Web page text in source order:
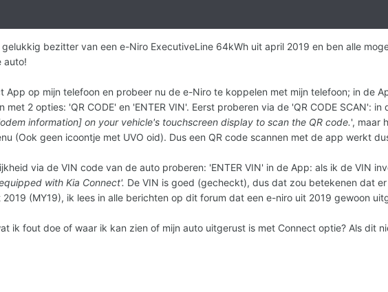
bezitter van een e-Niro ExecutiveLine 64kWh uit april 2019 en ben alle
auto!
App op mijn telefoon en probeer nu de e-Niro te koppelen met mijn telefoon; in de
2 opties: 'QR CODE' en 'ENTER VIN'. Eerst proberen via de 'QR CODE SCAN': in
information] on your vehicle's touchscreen display to scan the QR code.', maar
(Ook geen icoontje met UVO oid). Dus een QR code scannen met de app werkt
via de VIN code van de auto proberen: 'ENTER VIN' in de App: als ik de VIN
with Kia Connect'. De VIN is goed (gecheckt), dus dat zou betekenen dat
2019 (MY19), ik lees in alle berichten op dit forum dat een e-niro uit 2019 gewoon
ik fout doe of waar ik kan zien of mijn auto uitgerust is met Connect optie? Als dit